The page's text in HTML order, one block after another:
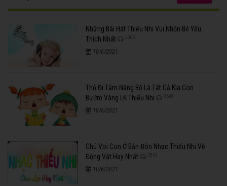
Những Bài Hát Thiếu Nhi Vui Nhộn Bé Yêu
Thích Nhất
3083
10/6/2021
Thỏ Đi Tắm Nắng Bố Là Tất Cả Kìa Con
Bướm Vàng LK Thiếu Nhi
3698
10/6/2021
Chú Voi Con Ở Bản Đôn Nhạc Thiếu Nhi Về
Động Vật Hay Nhất
2861
10/6/2021